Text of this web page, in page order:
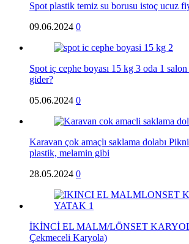
Spot plastik temiz su borusu istoç ucuz
09.06.2024 0
Spot iç cephe boyası 15 kg 3 oda 1
gider?
05.06.2024 0
Karavan çok amaçlı saklama dolabı
plastik, melamin gibi
28.05.2024 0
İKİNCİ EL MALM/LÖNSET
Çekmeceli Karyola)